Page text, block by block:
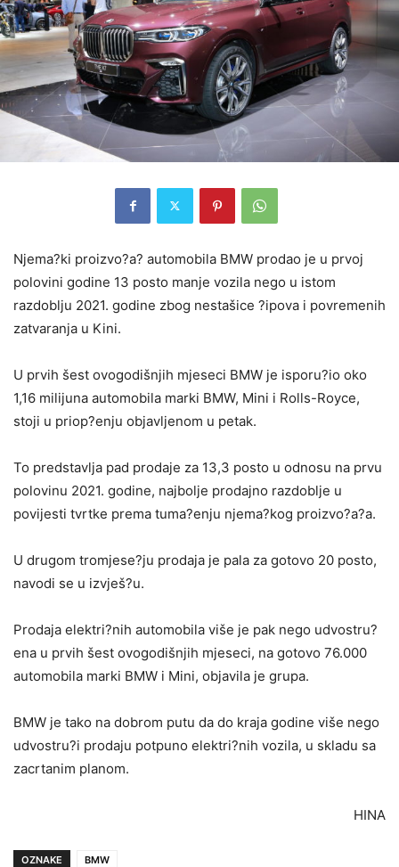
Njema?ki proizvo?a? automobila BMW prodao je u prvoj
polovini godine 13 posto manje vozila nego u istom
razdoblju 2021. godine zbog nestašice ?ipova i povremenih
zatvaranja u Kini.
U prvih šest ovogodišnjih mjeseci BMW je isporu?io oko
1,16 milijuna automobila marki BMW, Mini i Rolls-Royce,
stoji u priop?enju objavljenom u petak.
To predstavlja pad prodaje za 13,3 posto u odnosu na prvu
polovinu 2021. godine, najbolje prodajno razdoblje u
povijesti tvrtke prema tuma?enju njema?kog proizvo?a?a.
U drugom tromjese?ju prodaja je pala za gotovo 20 posto,
navodi se u izvješ?u.
Prodaja elektri?nih automobila više je pak nego udvostru?
ena u prvih šest ovogodišnjih mjeseci, na gotovo 76.000
automobila marki BMW i Mini, objavila je grupa.
BMW je tako na dobrom putu da do kraja godine više nego
udvostru?i prodaju potpuno elektri?nih vozila, u skladu sa
zacrtanim planom.
HINA
OZNAKE BMW